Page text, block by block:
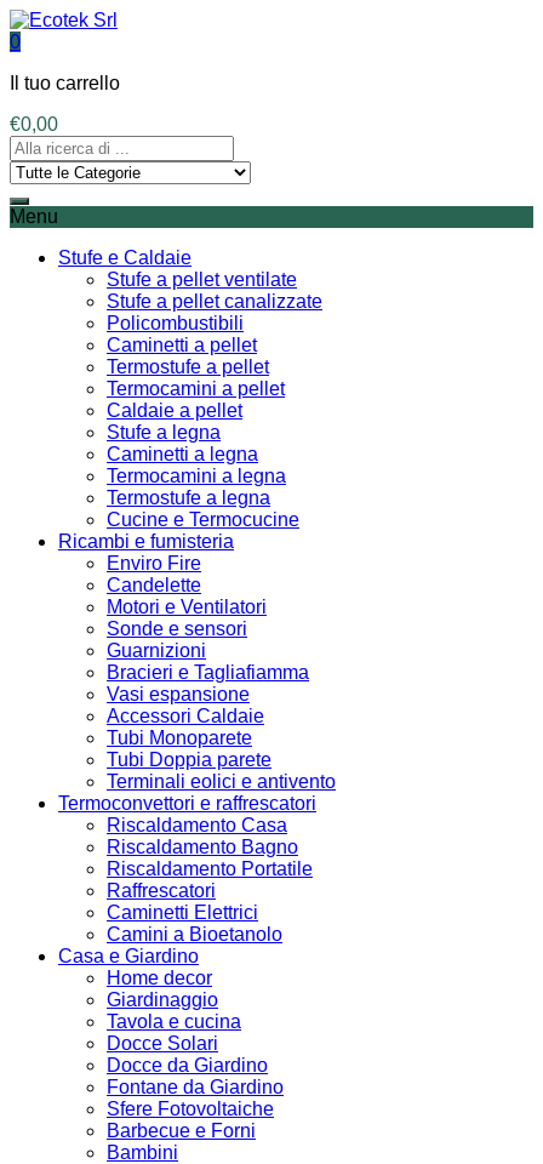
0
Il tuo carrello
€0,00
Menu
Stufe e Caldaie
Stufe a pellet ventilate
Stufe a pellet canalizzate
Policombustibili
Caminetti a pellet
Termostufe a pellet
Termocamini a pellet
Caldaie a pellet
Stufe a legna
Caminetti a legna
Termocamini a legna
Termostufe a legna
Cucine e Termocucine
Ricambi e fumisteria
Enviro Fire
Candelette
Motori e Ventilatori
Sonde e sensori
Guarnizioni
Bracieri e Tagliafiamma
Vasi espansione
Accessori Caldaie
Tubi Monoparete
Tubi Doppia parete
Terminali eolici e antivento
Termoconvettori e raffrescatori
Riscaldamento Casa
Riscaldamento Bagno
Riscaldamento Portatile
Raffrescatori
Caminetti Elettrici
Camini a Bioetanolo
Casa e Giardino
Home decor
Giardinaggio
Tavola e cucina
Docce Solari
Docce da Giardino
Fontane da Giardino
Sfere Fotovoltaiche
Barbecue e Forni
Bambini